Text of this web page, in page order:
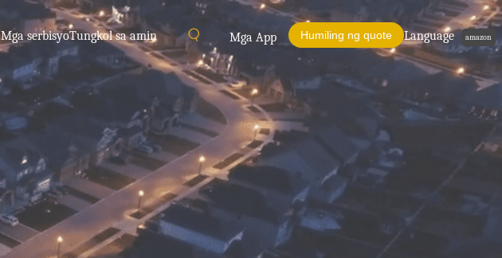
Mga serbisyoTungkol sa amin Mga App Humiling ng quote Language amazon